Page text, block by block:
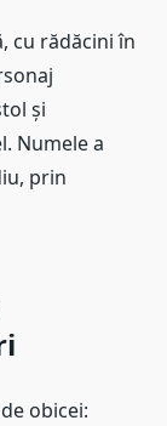
cu rădăcini în
și
Numele a
prin
obicei: